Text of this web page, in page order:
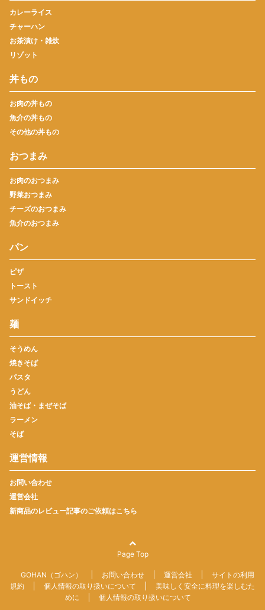
カレーライス
チャーハン
お茶漬け・雑炊
リゾット
丼もの
お肉の丼もの
魚介の丼もの
その他の丼もの
おつまみ
お肉のおつまみ
野菜おつまみ
チーズのおつまみ
魚介のおつまみ
パン
ピザ
トースト
サンドイッチ
麺
そうめん
焼きそば
パスタ
うどん
油そば・まぜそば
ラーメン
そば
運営情報
お問い合わせ
運営会社
新商品のレビュー記事のご依頼はこちら
Page Top
GOHAN（ゴハン） お問い合わせ 運営会社
サイトの利用
規約
個人情報の取り扱いについて
美味しく安全に料理を楽しむた
めに
個人情報の取り扱いについて